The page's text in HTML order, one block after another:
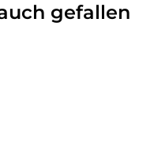
gefallen